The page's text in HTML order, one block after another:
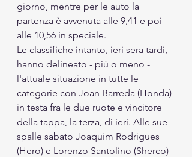
giorno, mentre per le auto la
partenza è avvenuta alle 9,41 e poi
alle 10,56 in speciale.
Le classifiche intanto, ieri sera tardi,
hanno delineato - più o meno -
l'attuale situazione in tutte le
categorie con Joan Barreda (Honda)
in testa fra le due ruote e vincitore
della tappa, la terza, di ieri. Alle sue
spalle sabato Joaquim Rodrigues
(Hero) e Lorenzo Santolino (Sherco)